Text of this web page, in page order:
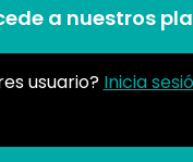
a nuestros
usuario? Inicia